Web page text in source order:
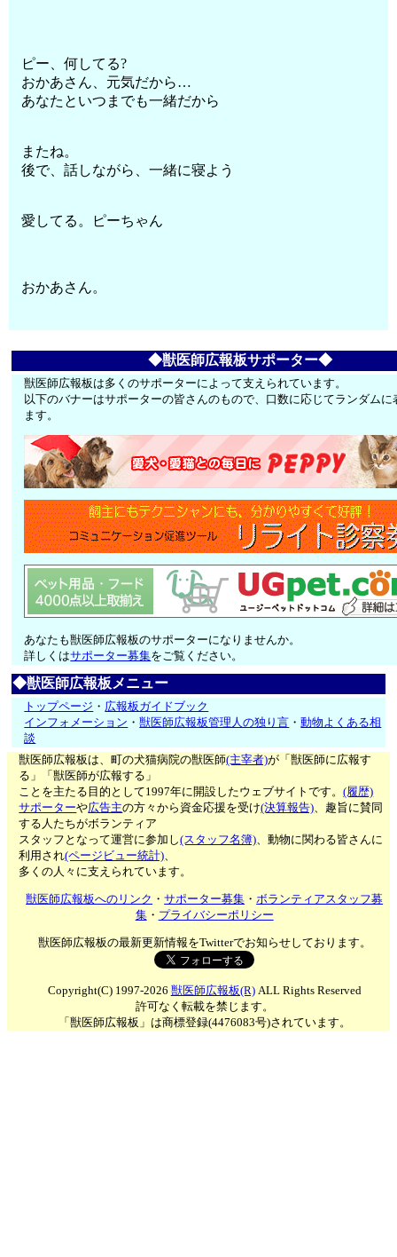
ピー、何してる?
おかあさん、元気だから…
あなたといつまでも一緒だから
またね。
後で、話しながら、一緒に寝よう
愛してる。ピーちゃん
おかあさん。
◆獣医師広報板サポーター◆
獣医師広報板は多くのサポーターによって支えられています。
以下のバナーはサポーターの皆さんのもので、口数に応じてランダムに
ます。
あなたも獣医師広報板のサポーターになりませんか。
詳しくはサポーター募集をご覧ください。
◆獣医師広報板メニュー
トップページ ・ 広報板ガイドブック
インフォメーション ・獣医師広報板管理人の独り言 ・動物よくある相
談
獣医師広報板は、町の犬猫病院の獣医師(主宰者)が「獣医師に広報す
る」「獣医師が広報する」
ことを主たる目的として1997年に開設したウェブサイトです。(履歴)
サポーターや広告主の方々から資金応援を受け(決算報告)、趣旨に賛同
する人たちがボランティア
スタッフとなって運営に参加し(スタッフ名簿)、動物に関わる皆さんに
利用され(ページビュー統計)、
多くの人々に支えられています。
獣医師広報板へのリンク ・サポーター募集 ・ボランティアスタッフ募
集・ プライバシーポリシー
獣医師広報板の最新更新情報をTwitterでお知らせしております。
Copyright(C) 1997-2026 獣医師広報板(R)ALL Rights Reserved
許可なく転載を禁じます。
「獣医師広報板」は商標登録(4476083号)されています。